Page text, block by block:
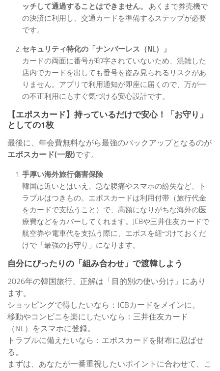
ッチして通過することはできません。
あくまで券売機で
の決済に利用し、交通カードを準備するステップが必要
です。
セキュリティ特化の「ナンバーレス（NL）」
カードの両面に番号が印字されていないため、混雑した
店内でカードを出しても番号を盗み見られるリスクがあ
りません。アプリで利用通知が即座に届くので、万が一
の不正利用にもすぐ気づける安心設計です。
【エポスカード】持っているだけで安心！「お守り」
としての1枚
最後に、年会費無料ながら最強のバックアップとなるのが
エポスカード(一般)です。
手厚い海外旅行傷害保険
韓国は近いとはいえ、急な腹痛やスマホの紛失など、ト
ラブルはつきもの。エポスカードは利用付帯（旅行代金
をカードで支払うこと）で、高額になりがちな海外の医
療費などをカバーしてくれます。JCBや三井住友カードで
航空券や電車代を支払う際に、エポスを紐づけておくだ
けで「最強のお守り」になります。
自分にぴったりの「組み合わせ」で渡韓しよう
2026年の韓国旅行、正解は「目的別の使い分け」にあり
ます。
ショッピングで得したいなら：JCBカードをメインに。
移動やコンビニを楽にしたいなら：三井住友カード
（NL）をスマホに登録。
トラブルに備えたいなら：エポスカードを財布に忍ばせ
る。
まずは、あなたが一番重視したいポイントに合わせて、こ